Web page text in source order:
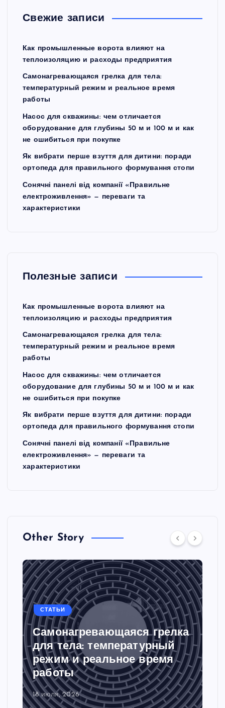
Свежие записи
Как промышленные ворота влияют на
теплоизоляцию и расходы предприятия
Самонагревающаяся грелка для тела:
температурный режим и реальное время
работы
Насос для скважины: чем отличается
оборудование для глубины 50 м и 100 м и как
не ошибиться при покупке
Як вибрати перше взуття для дитини: поради
ортопеда для правильного формування стопи
Сонячні панелі від компанії «Правильне
електроживлення» — переваги та
характеристики
Полезные записи
Как промышленные ворота влияют на
теплоизоляцию и расходы предприятия
Самонагревающаяся грелка для тела:
температурный режим и реальное время
работы
Насос для скважины: чем отличается
оборудование для глубины 50 м и 100 м и как
не ошибиться при покупке
Як вибрати перше взуття для дитини: поради
ортопеда для правильного формування стопи
Сонячні панелі від компанії «Правильне
електроживлення» — переваги та
характеристики
Other Story
СТАТЬИ
Самонагревающаяся грелка
для тела: температурный
режим и реальное время
работы
18 июля, 2026